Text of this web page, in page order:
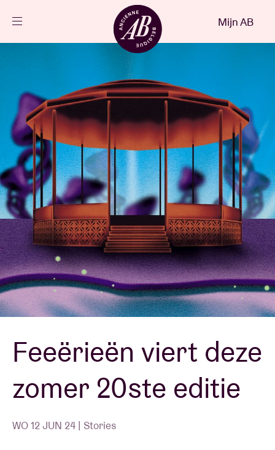
NL
Projecten
Nieuws
Bezoekersinfo
AB ❤ you
Zaalhuur
BRDCST
ABtv
Concertcheque
Mijn AB
Feeërieën viert deze
zomer 20ste editie
WO 12 JUN 24 | Stories